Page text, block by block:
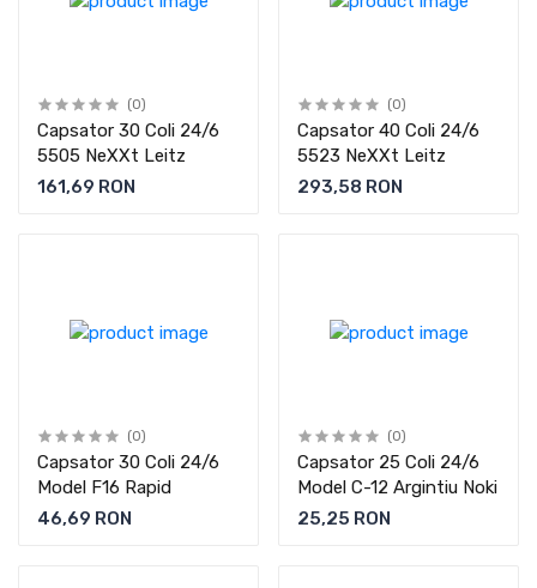
(0)
Capsator 30 Coli 24/6
5505 NeXXt Leitz
161,69 RON
(0)
Capsator 40 Coli 24/6
5523 NeXXt Leitz
293,58 RON
(0)
Capsator 30 Coli 24/6
Model F16 Rapid
46,69 RON
(0)
Capsator 25 Coli 24/6
Model C-12 Argintiu Noki
25,25 RON